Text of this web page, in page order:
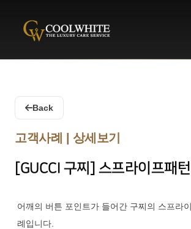
Coolwhite
Back
고객사례 | 상세보기
[GUCCI 구찌] 스프라이프패
어깨의 버튼 포인트가 들어간 구찌의 스프라
례입니다.